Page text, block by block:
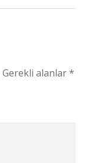
Gerekli alanlar*